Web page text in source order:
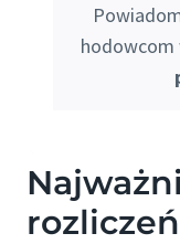
hodowcom
rozliczeń